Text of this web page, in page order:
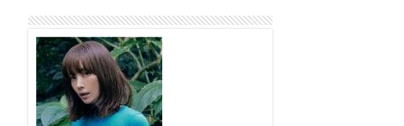
шугам хоолойн ажил 80
хувьтай үргэлжилж байна
2026 оны 7 сар 20 / 9 цаг 14 минут
Усархаг аадар бороо орж
байгаа тул аюулгүй байдлаа
хангаж, үер усны аюулаас
сэрэмжлэхийг нийслэлийн